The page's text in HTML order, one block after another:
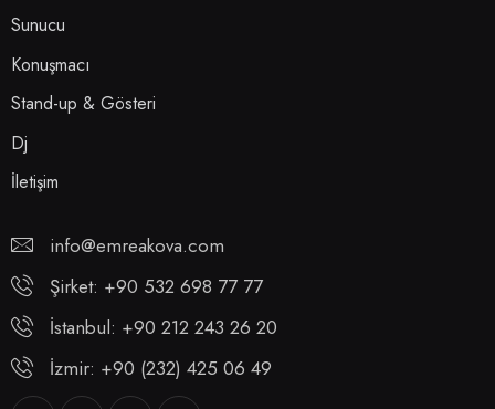
Sunucu
Konuşmacı
Stand-up & Gösteri
Dj
İletişim
info@emreakova.com
Şirket: +90 532 698 77 77
İstanbul: +90 212 243 26 20
İzmir: +90 (232) 425 06 49